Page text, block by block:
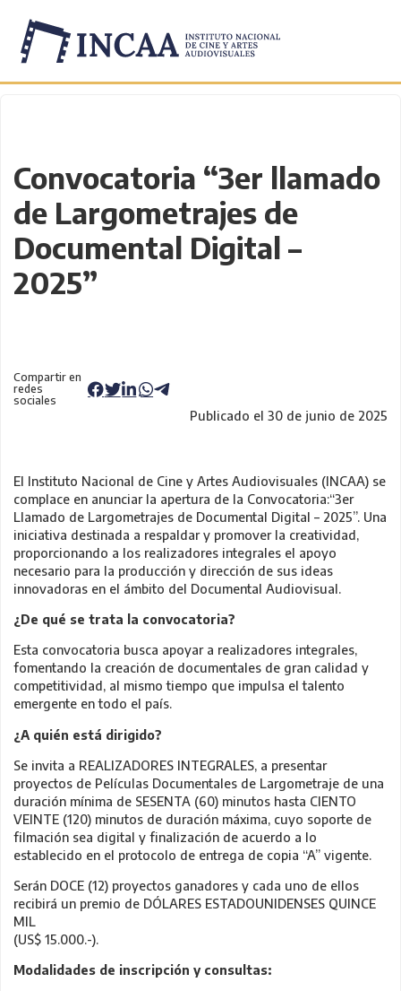
Convocatoria “3er llamado
de Largometrajes de
Documental Digital –
2025”
Compartir en
redes
sociales
Publicado el 30 de junio de 2025
El Instituto Nacional de Cine y Artes Audiovisuales (INCAA) se
complace en anunciar la apertura de la Convocatoria:“3er
Llamado de Largometrajes de Documental Digital – 2025”. Una
iniciativa destinada a respaldar y promover la creatividad,
proporcionando a los realizadores integrales el apoyo
necesario para la producción y dirección de sus ideas
innovadoras en el ámbito del Documental Audiovisual.
¿De qué se trata la convocatoria?
Esta convocatoria busca apoyar a realizadores integrales,
fomentando la creación de documentales de gran calidad y
competitividad, al mismo tiempo que impulsa el talento
emergente en todo el país.
¿A quién está dirigido?
Se invita a REALIZADORES INTEGRALES, a presentar
proyectos de Películas Documentales de Largometraje de una
duración mínima de SESENTA (60) minutos hasta CIENTO
VEINTE (120) minutos de duración máxima, cuyo soporte de
filmación sea digital y finalización de acuerdo a lo
establecido en el protocolo de entrega de copia “A” vigente.
Serán DOCE (12) proyectos ganadores y cada uno de ellos
recibirá un premio de DÓLARES ESTADOUNIDENSES QUINCE
MIL
(US$ 15.000.-).
Modalidades de inscripción y consultas: